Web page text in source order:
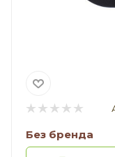
Без бренда